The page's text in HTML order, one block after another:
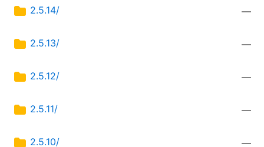
2.5.14/ —
2.5.13/ —
2.5.12/ —
2.5.11/ —
2.5.10/ —